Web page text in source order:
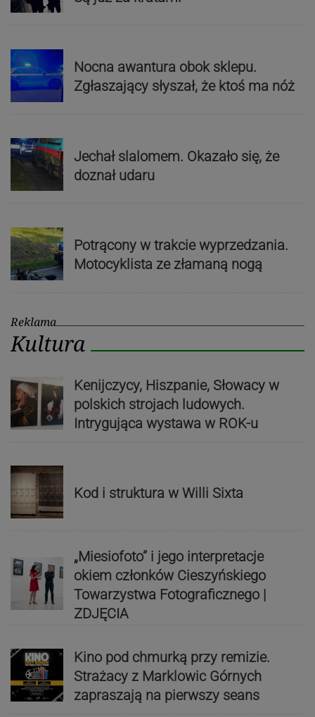
Nocna awantura obok sklepu.
Zgłaszający słyszał, że ktoś ma nóż
Jechał slalomem. Okazało się, że
doznał udaru
Potrącony w trakcie wyprzedzania.
Motocyklista ze złamaną nogą
Reklama
Kultura
Kenijczycy, Hiszpanie, Słowacy w
polskich strojach ludowych.
Intrygująca wystawa w ROK-u
Kod i struktura w Willi Sixta
„Miesiofoto” i jego interpretacje
okiem członków Cieszyńskiego
Towarzystwa Fotograficznego |
ZDJĘCIA
Kino pod chmurką przy remizie.
Strażacy z Marklowic Górnych
zapraszają na pierwszy seans